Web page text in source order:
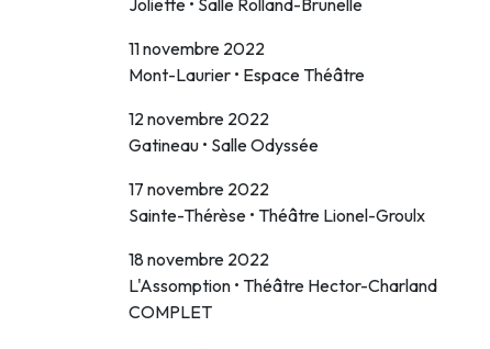
11 novembre 2022
Mont-Laurier • Espace Théâtre
12 novembre 2022
Gatineau • Salle Odyssée
17 novembre 2022
Sainte-Thérèse • Théâtre Lionel-Groulx
18 novembre 2022
L'Assomption • Théâtre Hector-Charland
COMPLET